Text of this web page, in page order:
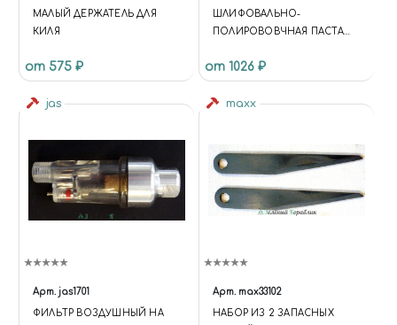
МАЛЫЙ ДЕРЖАТЕЛЬ ДЛЯ
КИЛЯ
от 575 ₽
ШЛИФОВАЛЬНО-
ПОЛИРОВОВЧНАЯ ПАСТА
ОКОНЧАТЕЛЬНОЙ
от 1026 ₽
jas
Арт. jas1701
ФИЛЬТР ВОЗДУШНЫЙ НА
maxx
Арт. max33102
НАБОР ИЗ 2 ЗАПАСНЫХ